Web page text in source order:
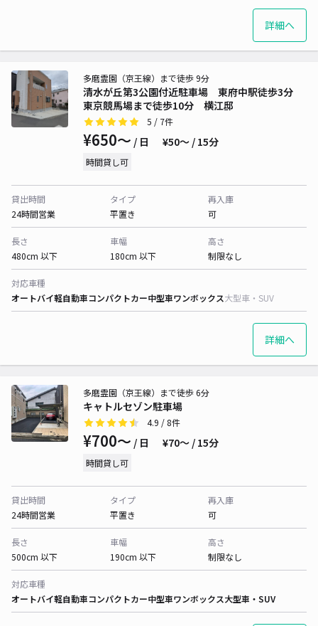
詳細へ
清水が丘第3公園付近駐車場 東府中駅徒歩3分
東京競馬場まで徒歩10分 横江邸
多磨霊園（京王線）まで徒歩 9分
5 / 7件
¥650〜 / 日 ¥50〜 / 15分
時間貸し可
貸出時間
24時間営業
タイプ
平置き
再入庫
可
長さ
480cm 以下
車幅
180cm 以下
高さ
制限なし
対応車種
オートバイ軽自動車コンパクトカー中型車ワンボックス大型車・SUV
詳細へ
キャトルセゾン駐車場
多磨霊園（京王線）まで徒歩 6分
4.9 / 8件
¥700〜 / 日 ¥70〜 / 15分
時間貸し可
貸出時間
24時間営業
タイプ
平置き
再入庫
可
長さ
500cm 以下
車幅
190cm 以下
高さ
制限なし
対応車種
オートバイ軽自動車コンパクトカー中型車ワンボックス大型車・SUV